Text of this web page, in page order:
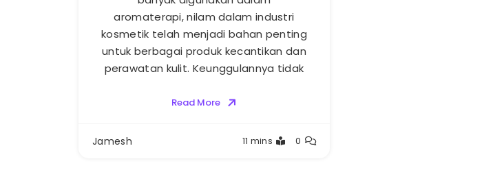
aromaterapi, nilam dalam industri
kosmetik telah menjadi bahan penting
untuk berbagai produk kecantikan dan
perawatan kulit. Keunggulannya tidak
Read More
Jamesh 11 mins 0